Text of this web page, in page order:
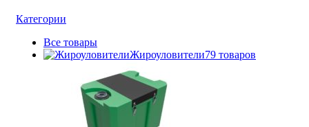
Категории
Все товары
Жироуловители79 товаров